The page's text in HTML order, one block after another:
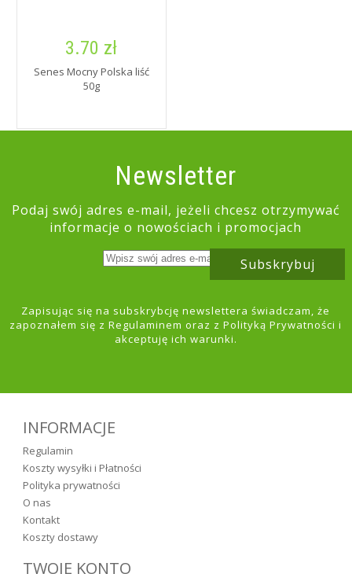
3.70 zł
Senes Mocny Polska liść
50g
Newsletter
Podaj swój adres e-mail, jeżeli chcesz otrzymywać
informacje o nowościach i promocjach
Subskrybuj
Zapisując się na subskrybcję newslettera świadczam, że
zapoznałem się zRegulaminem oraz zPolityką Prywatności i
akceptuję ich warunki.
INFORMACJE
Regulamin
Koszty wysyłki i Płatności
Polityka prywatności
O nas
Kontakt
Koszty dostawy
TWOJE KONTO